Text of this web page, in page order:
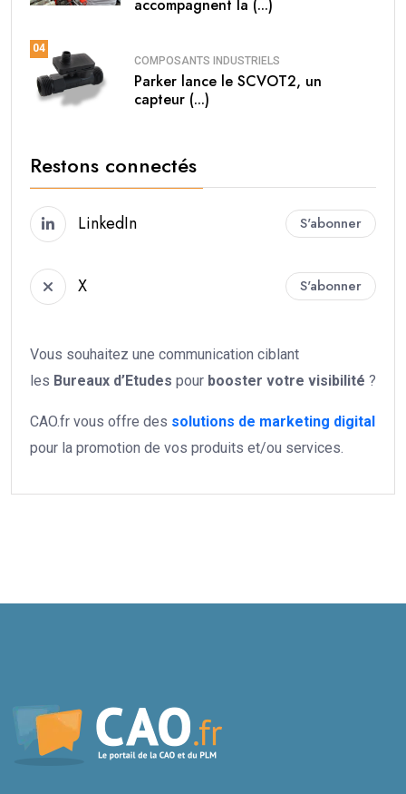
accompagnent la (...)
04
COMPOSANTS INDUSTRIELS
Parker lance le SCVOT2, un
capteur (...)
Restons connectés
LinkedIn S'abonner
X S'abonner
Vous souhaitez une communication ciblant
les Bureaux d’Etudes pour booster votre visibilité ?
CAO.fr vous offre des solutions de marketing digital
pour la promotion de vos produits et/ou services.